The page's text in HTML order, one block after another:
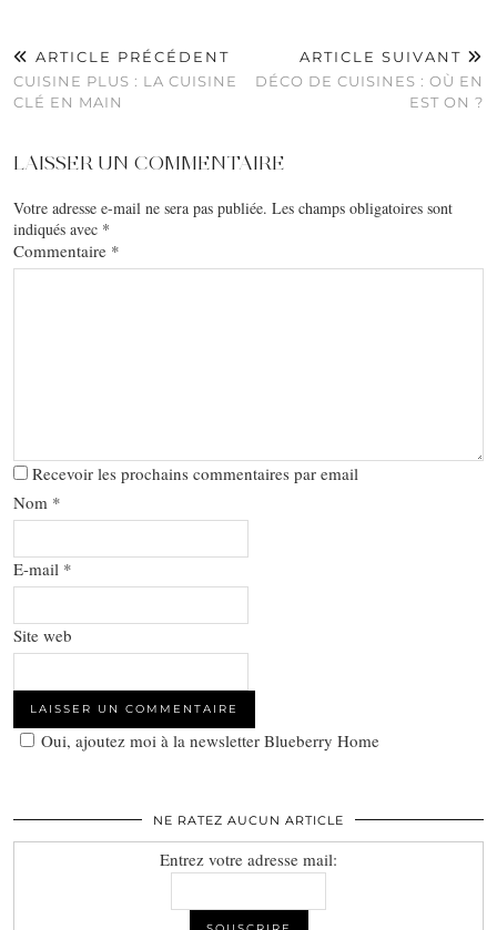
ARTICLE PRÉCÉDENT
CUISINE PLUS : LA CUISINE
CLÉ EN MAIN
ARTICLE SUIVANT
DÉCO DE CUISINES : OÙ EN
EST ON ?
LAISSER UN COMMENTAIRE
Votre adresse e-mail ne sera pas publiée. Les champs obligatoires sont
indiqués avec *
Commentaire *
Recevoir les prochains commentaires par email
Nom *
E-mail *
Site web
Oui, ajoutez moi à la newsletter Blueberry Home
NE RATEZ AUCUN ARTICLE
Entrez votre adresse mail: